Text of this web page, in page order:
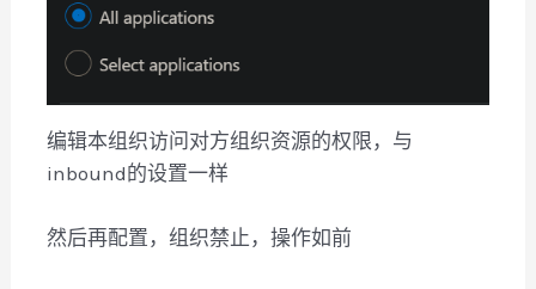
编辑本组织访问对方组织资源的权限，与
inbound的设置一样
然后再配置，组织禁止，操作如前